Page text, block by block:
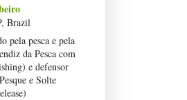
Brazil
pela pesca e pela
da Pesca com
e defensor
e Solte